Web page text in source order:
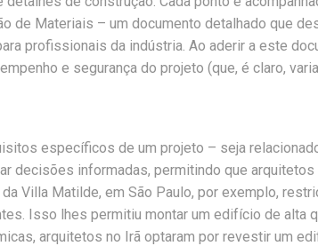
de Materiais – um documento detalhado que
profissionais da indústria. Ao aderir a este
e segurança do projeto (que, é claro,
específicos de um projeto – seja
decisões informadas, permitindo que
Villa Matilde, em São Paulo, por exemplo,
Isso lhes permitiu montar um edifício de alta
arquitetos no Irã optaram por revestir um